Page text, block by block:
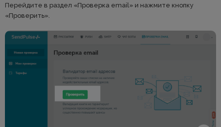
Перейдите в раздел «Проверка email» и нажмите кнопку
«Проверить».